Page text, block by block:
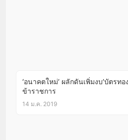
‘อนาคตใหม่’ ผลักดันเพิ่มงบ’บัตรทอ
ข้าราชการ
14 ม.ค. 2019